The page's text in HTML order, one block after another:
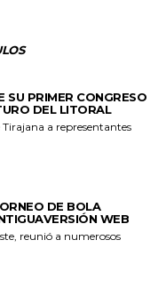
SU PRIMER CONGRESO
DEL LITORAL
a representantes
DE BOLA
WEB
reunió a numerosos